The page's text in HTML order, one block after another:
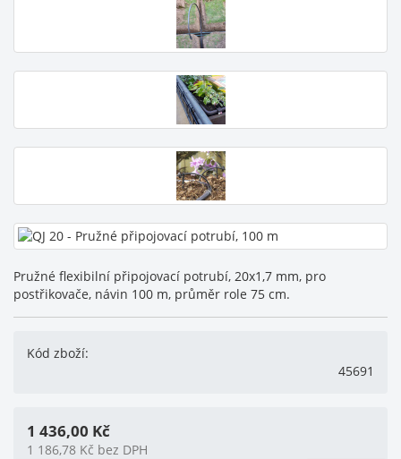
Pružné flexibilní připojovací potrubí, 20x1,7 mm, pro
postřikovače, návin 100 m, průměr role 75 cm.
Kód zboží:
45691
1 436,00 Kč
1 186,78 Kč bez DPH